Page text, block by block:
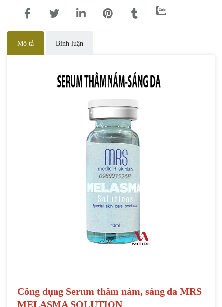
Mô tả Bình luận
Công dụng Serum thâm nám, sáng da MRS
MELASMA SOLUTION